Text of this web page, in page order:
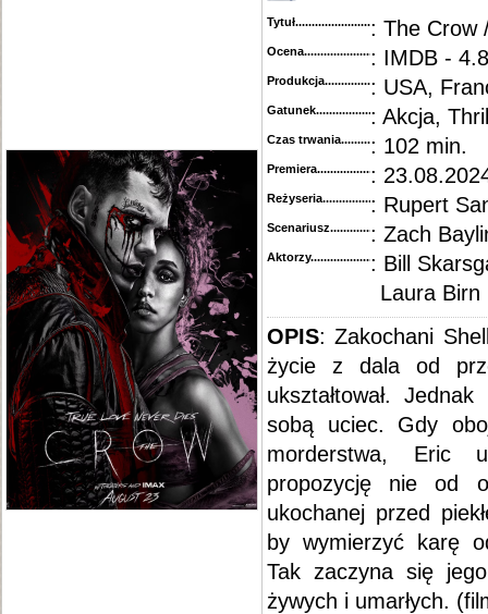
Tytuł............................................
: The Crow
Ocena.............................................
: IMDB -
Produkcja.........................................
: USA,
Gatunek...........................................
: Akcja,
Czas trwania......................................
: 102 min.
Premiera..........................................
:
Reżyseria........................................
: Rupert
Scenariusz........................................
: Zach
Aktorzy...........................................
: Bill
Laura Birn
OPIS: Zakochani
życie z dala od
ukształtował.
sobą uciec. Gdy
morderstwa, Eric
propozycję nie od
ukochanej przed
by wymierzyć karę
Tak zaczyna się
żywych i umarłych.